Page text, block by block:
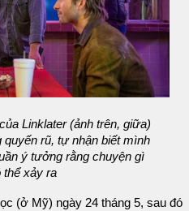
Linklater (ảnh trên, giữa)
quyến rũ, tự nhận biết mình
ý tưởng rằng chuyện gì
thể xảy ra
(ở Mỹ) ngày 24 tháng 5, sau đó